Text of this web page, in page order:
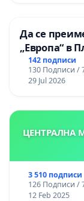
Да се
„Европа“ в
142 подписи
130 Подписи /
29 Jul 2026
ЦЕНТРАЛНА
3 510 подписи
126 Подписи /
12 Feb 2025